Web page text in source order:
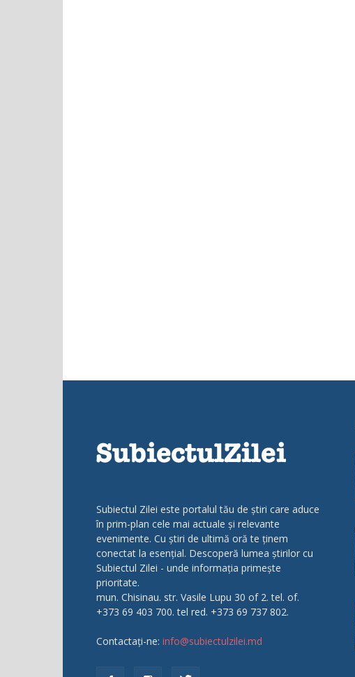
Subiectul Zilei este portalul tău de știri care aduce
în prim-plan cele mai actuale și relevante
evenimente. Cu știri de ultimă oră te ținem
conectat la esențial. Descoperă lumea știrilor cu
Subiectul Zilei - unde informația primește
prioritate.
mun. Chisinau. str. Vasile Lupu 30 of 2. tel. of.
+373 69 403 700. tel red. +373 69 737 802.
Contactați-ne: info@subiectulzilei.md